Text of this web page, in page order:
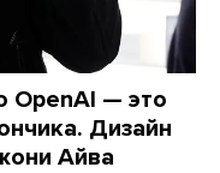
OpenAI — это
Дизайн
Айва